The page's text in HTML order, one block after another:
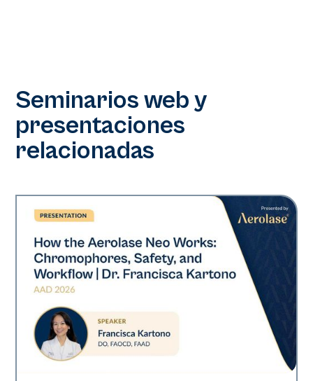
Seminarios web y
presentaciones
relacionadas